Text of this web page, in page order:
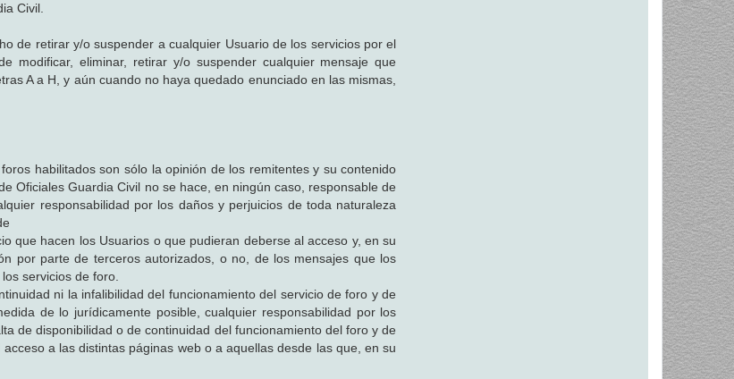
Civil.
de retirar y/o suspender a cualquier Usuario de los servicios por el
modificar, eliminar, retirar y/o suspender cualquier mensaje que
A a H, y aún cuando no haya quedado enunciado en las mismas,
habilitados son sólo la opinión de los remitentes y su contenido
Oficiales Guardia Civil no se hace, en ningún caso, responsable de
responsabilidad por los daños y perjuicios de toda naturaleza
que hacen los Usuarios o que pudieran deberse al acceso y, en su
por parte de terceros autorizados, o no, de los mensajes que los
servicios de foro.
ni la infalibilidad del funcionamiento del servicio de foro y de
de lo jurídicamente posible, cualquier responsabilidad por los
de disponibilidad o de continuidad del funcionamiento del foro y de
a las distintas páginas web o a aquellas desde las que, en su